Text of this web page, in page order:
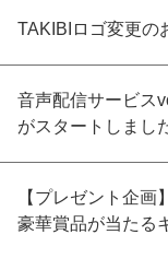
TAKIBIロゴ変更の
音声配信サービス
がスタートしまし
【プレゼント企
豪華賞品が当たる